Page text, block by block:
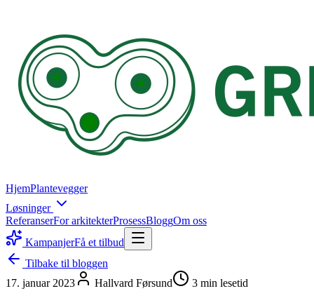
HjemPlantevegger
Løsninger
ReferanserFor arkitekterProsessBloggOm oss
KampanjerFå et tilbud
Tilbake til bloggen
17. januar 2023
Hallvard Førsund 3 min lesetid